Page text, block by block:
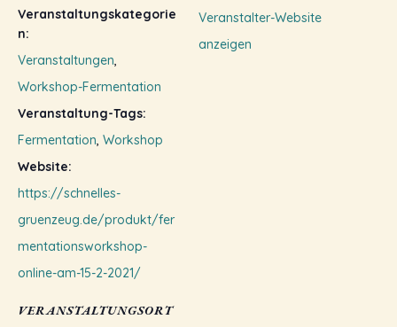
Veranstaltungskategorie
n:
Veranstaltungen,
Workshop-Fermentation
Veranstaltung-Tags:
Fermentation, Workshop
Website:
https://schnelles-
gruenzeug.de/produkt/fer
mentationsworkshop-
online-am-15-2-2021/
VERANSTALTUNGSORT
Veranstalter-Website
anzeigen